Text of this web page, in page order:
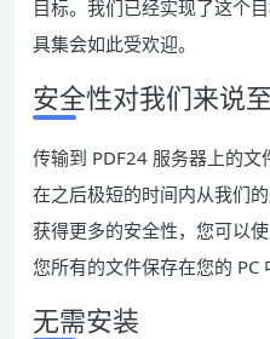
目标。我们已经实现了这个
具集会如此受欢迎。
安全性对我们来说至
传输到 PDF24 服务器上的
在之后极短的时间内从我们
获得更多的安全性，您可以
您所有的文件保存在您的 PC
无需安装